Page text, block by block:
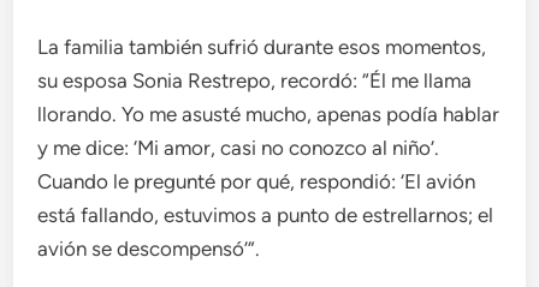
La familia también sufrió durante esos momentos,
su esposa Sonia Restrepo, recordó: “Él me llama
llorando. Yo me asusté mucho, apenas podía hablar
y me dice: ‘Mi amor, casi no conozco al niño’.
Cuando le pregunté por qué, respondió: ‘El avión
está fallando, estuvimos a punto de estrellarnos; el
avión se descompensó’”.